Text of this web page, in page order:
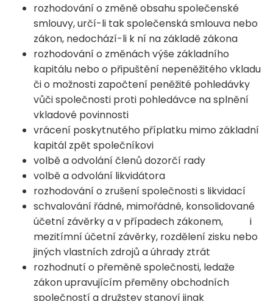
rozhodování o změně obsahu společenské
smlouvy, určí-li tak společenská smlouva nebo
zákon, nedochází-li k ní na základě zákona
rozhodování o změnách výše základního
kapitálu nebo o připuštění nepeněžitého vkladu
či o možnosti započtení peněžité pohledávky
vůči společnosti proti pohledávce na splnění
vkladové povinnosti
vrácení poskytnutého příplatku mimo základní
kapitál zpět společníkovi
volbě a odvolání členů dozorčí rady
volbě a odvolání likvidátora
rozhodování o zrušení společnosti s likvidací
schvalování řádné, mimořádné, konsolidované
účetní závěrky a v případech zákonem, i
mezitímní účetní závěrky, rozdělení zisku nebo
jiných vlastních zdrojů a úhrady ztrát
rozhodnutí o přeměně společnosti, ledaže
zákon upravujícím přeměny obchodních
společností a družstev stanoví jinak